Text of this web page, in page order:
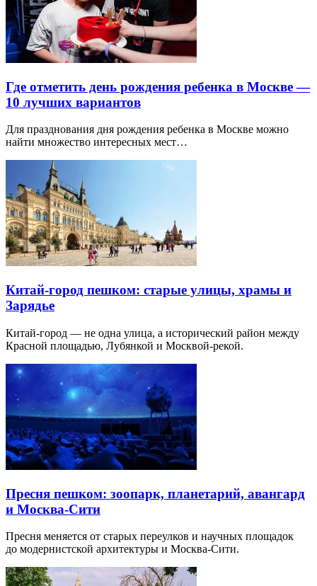
Где отметить день рождения ребенка в Москве —
10 лучших вариантов
Для празднования дня рождения ребенка в Москве можно
найти множество интересных мест…
Китай-город пешком: старые улицы, храмы и
Зарядье
Китай-город — не одна улица, а исторический район между
Красной площадью, Лубянкой и Москвой-рекой.
Пресня пешком: зоопарк, планетарий, авангард
и Москва-Сити
Пресня меняется от старых переулков и научных площадок
до модернистской архитектуры и Москва-Сити.